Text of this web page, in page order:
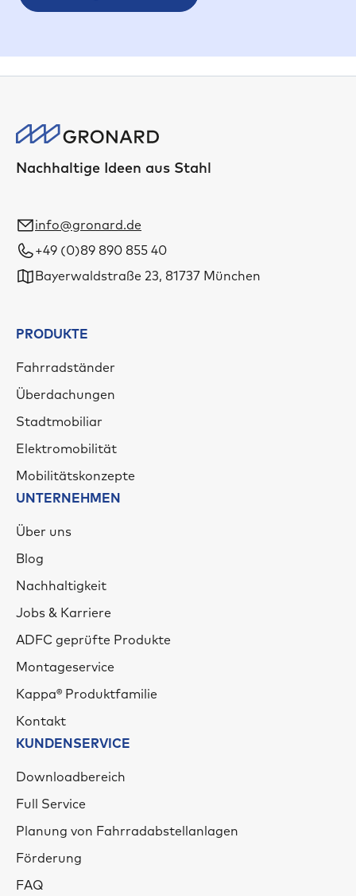
Nachhaltige Ideen aus Stahl
info@gronard.de
+49 (0)89 890 855 40
Bayerwaldstraße 23, 81737 München
PRODUKTE
Fahrradständer
Überdachungen
Stadtmobiliar
Elektromobilität
Mobilitätskonzepte
UNTERNEHMEN
Über uns
Blog
Nachhaltigkeit
Jobs & Karriere
ADFC geprüfte Produkte
Montageservice
Kappa® Produktfamilie
Kontakt
KUNDENSERVICE
Downloadbereich
Full Service
Planung von Fahrradabstellanlagen
Förderung
FAQ